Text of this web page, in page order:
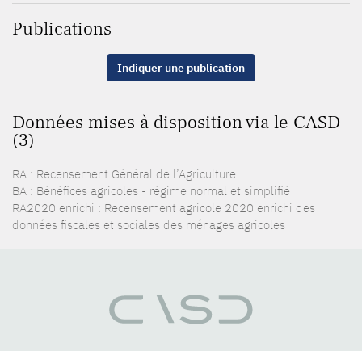
Publications
Indiquer une publication
Données mises à disposition via le CASD
(3)
RA : Recensement Général de l’Agriculture
BA : Bénéfices agricoles - régime normal et simplifié
RA2020 enrichi : Recensement agricole 2020 enrichi des
données fiscales et sociales des ménages agricoles